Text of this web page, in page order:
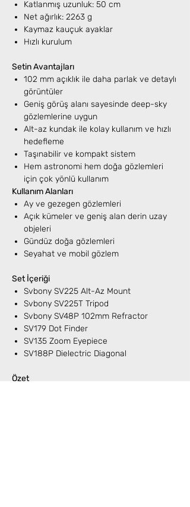
Katlanmış uzunluk: 50 cm
Net ağırlık: 2263 g
Kaymaz kauçuk ayaklar
Hızlı kurulum
Setin Avantajları
102 mm açıklık ile daha parlak ve detaylı
görüntüler
Geniş görüş alanı sayesinde deep-sky
gözlemlerine uygun
Alt-az kundak ile kolay kullanım ve hızlı
hedefleme
Taşınabilir ve kompakt sistem
Hem astronomi hem doğa gözlemleri
için çok yönlü kullanım
Kullanım Alanları
Ay ve gezegen gözlemleri
Açık kümeler ve geniş alan derin uzay
objeleri
Gündüz doğa gözlemleri
Seyahat ve mobil gözlem
Set İçeriği
Svbony SV225 Alt-Az Mount
Svbony SV225T Tripod
Svbony SV48P 102mm Refractor
SV179 Dot Finder
SV135 Zoom Eyepiece
SV188P Dielectric Diagonal
Özet